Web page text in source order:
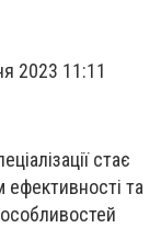
2023 11:11
стає
ефективності та